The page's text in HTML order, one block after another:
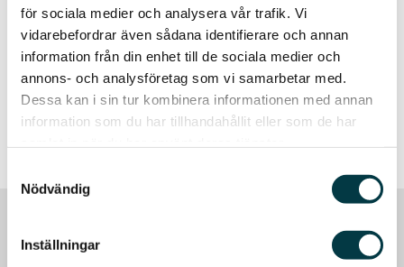
för sociala medier och analysera vår trafik. Vi
vidarebefordrar även sådana identifierare och annan
information från din enhet till de sociala medier och
annons- och analysföretag som vi samarbetar med.
Dessa kan i sin tur kombinera informationen med annan
information som du har tillhandahållit eller som de har
Nödvändig
Inställningar
medarbetare som tidigare.
Tillbaka